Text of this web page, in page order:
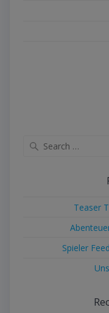
Teaser
Spieler